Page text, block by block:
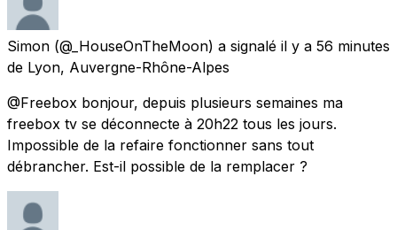
Simon (@_HouseOnTheMoon) a signalé il y a 56 minutes
de Lyon, Auvergne-Rhône-Alpes
@Freebox bonjour, depuis plusieurs semaines ma
freebox tv se déconnecte à 20h22 tous les jours.
Impossible de la refaire fonctionner sans tout
débrancher. Est-il possible de la remplacer ?